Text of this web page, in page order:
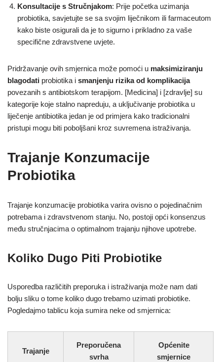
Konsultacije s Stručnjakom: Prije početka uzimanja
probiotika, savjetujte se sa svojim liječnikom ili farmaceutom
kako biste osigurali da je to sigurno i prikladno za vaše
specifične zdravstvene uvjete.
Pridržavanje ovih smjernica može pomoći u maksimiziranju
blagodati probiotika i smanjenju rizika od komplikacija
povezanih s antibiotskom terapijom. [Medicina] i [zdravlje] su
kategorije koje stalno napreduju, a uključivanje probiotika u
liječenje antibiotika jedan je od primjera kako tradicionalni
pristupi mogu biti poboljšani kroz suvremena istraživanja.
Trajanje Konzumacije
Probiotika
Trajanje konzumacije probiotika varira ovisno o pojedinačnim
potrebama i zdravstvenom stanju. No, postoji opći konsenzus
među stručnjacima o optimalnom trajanju njihove upotrebe.
Koliko Dugo Piti Probiotike
Usporedba različitih preporuka i istraživanja može nam dati
bolju sliku o tome koliko dugo trebamo uzimati probiotike.
Pogledajmo tablicu koja sumira neke od smjernica:
Trajanje
Preporučena
svrha
Općenite
smjernice